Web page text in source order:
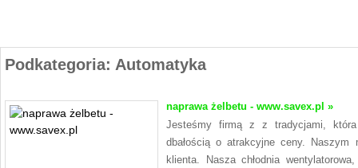
Podkategoria: Automatyka
naprawa żelbetu - www.savex.pl »
Jesteśmy firmą z z tradycjami,
dbałością o atrakcyjne ceny. Naszym
klienta. Nasza chłodnia